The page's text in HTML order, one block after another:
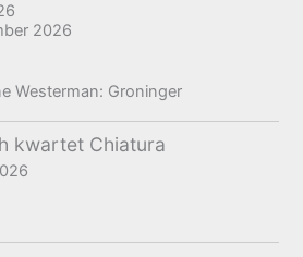
2026
Westerman: Groninger
kwartet Chiatura